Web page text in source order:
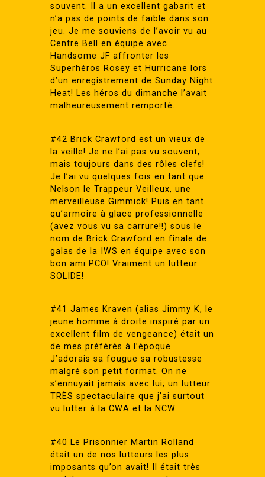
souvent. Il a un excellent gabarit et
n’a pas de points de faible dans son
jeu. Je me souviens de l’avoir vu au
Centre Bell en équipe avec
Handsome JF affronter les
Superhéros Rosey et Hurricane lors
d’un enregistrement de Sunday Night
Heat! Les héros du dimanche l’avait
malheureusement remporté.
#42 Brick Crawford est un vieux de
la veille! Je ne l’ai pas vu souvent,
mais toujours dans des rôles clefs!
Je l’ai vu quelques fois en tant que
Nelson le Trappeur Veilleux, une
merveilleuse Gimmick! Puis en tant
qu’armoire à glace professionnelle
(avez vous vu sa carrure!!) sous le
nom de Brick Crawford en finale de
galas de la IWS en équipe avec son
bon ami PCO! Vraiment un lutteur
SOLIDE!
#41 James Kraven (alias Jimmy K, le
jeune homme à droite inspiré par un
excellent film de vengeance) était un
de mes préférés à l’époque.
J’adorais sa fougue sa robustesse
malgré son petit format. On ne
s’ennuyait jamais avec lui; un lutteur
TRÈS spectaculaire que j’ai surtout
vu lutter à la CWA et la NCW.
#40 Le Prisonnier Martin Rolland
était un de nos lutteurs les plus
imposants qu’on avait! Il était très